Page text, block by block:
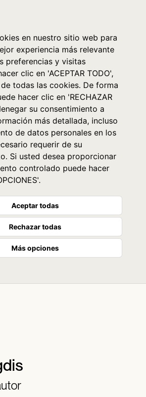
en nuestro sitio web para
experiencia más relevante
preferencias y visitas
clic en 'ACEPTAR TODO',
todas las cookies. De forma
hacer clic en 'RECHAZAR
su consentimiento a
más detallada, incluso
de datos personales en los
requerir de su
Si usted desea proporcionar
controlado puede hacer
Aceptar todas
Rechazar todas
Más opciones